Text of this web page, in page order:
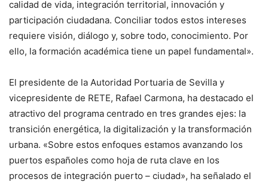
calidad de vida, integración territorial, innovación y
participación ciudadana. Conciliar todos estos intereses
requiere visión, diálogo y, sobre todo, conocimiento. Por
ello, la formación académica tiene un papel fundamental».
El presidente de la Autoridad Portuaria de Sevilla y
vicepresidente de RETE, Rafael Carmona, ha destacado el
atractivo del programa centrado en tres grandes ejes: la
transición energética, la digitalización y la transformación
urbana. «Sobre estos enfoques estamos avanzando los
puertos españoles como hoja de ruta clave en los
procesos de integración puerto – ciudad», ha señalado el